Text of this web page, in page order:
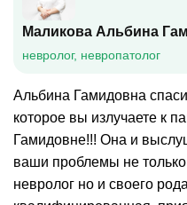
Маликова Альбина
невролог, невропатолог
Альбина Гамидовна
которое вы излучаете к
Гамидовне!!! Она и
ваши проблемы не
невролог но и своего